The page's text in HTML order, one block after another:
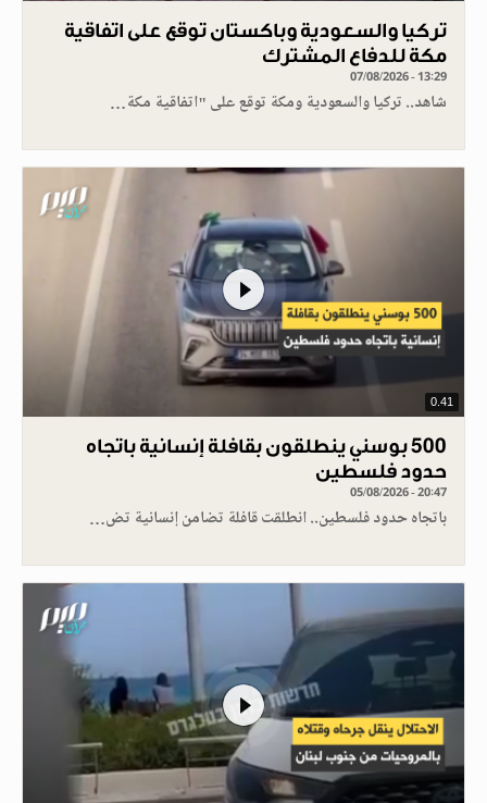
تركيا والسعودية وباكستان توقع على اتفاقية
مكة للدفاع المشترك
07/08/2026 - 13:29
شاهد.. تركيا والسعودية ومكة توقع على "اتفاقية مكة…
0.41
500 بوسني ينطلقون بقافلة إنسانية باتجاه
حدود فلسطين
05/08/2026 - 20:47
باتجاه حدود فلسطين.. انطلقت قافلة تضامن إنسانية تض…